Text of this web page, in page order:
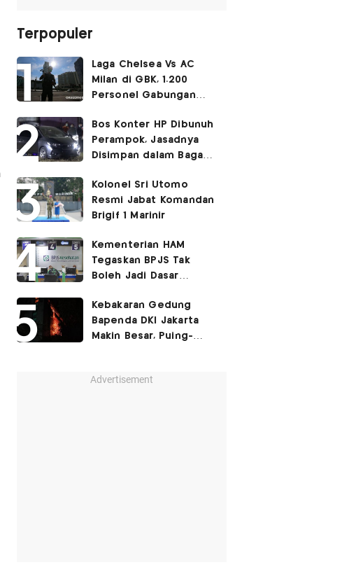
Terpopuler
Laga Chelsea Vs AC
Milan di GBK, 1.200
Personel Gabungan
Bos Konter HP Dibunuh
Perampok, Jasadnya
Disimpan dalam Bagasi
Kolonel Sri Utomo
Resmi Jabat Komandan
Brigif 1 Marinir
Kementerian HAM
Tegaskan BPJS Tak
Boleh Jadi Dasar
Layanan Kesehatan
Kebakaran Gedung
Bapenda DKI Jakarta
Makin Besar, Puing-
Advertisement